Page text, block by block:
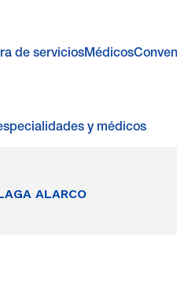
de serviciosMédicos
y médicos
ALARCO